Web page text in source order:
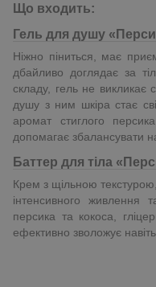
Що входить:
Гель для душу
Ніжно піниться, має
дбайливо доглядає за
складу, гель не викликає
душу з ним шкіра стає
аромат стиглого
допомагає збалансувати
Баттер для тіла
Крем з щільною
інтенсивного живлення
персика та кокоса,
ефективно зволожує